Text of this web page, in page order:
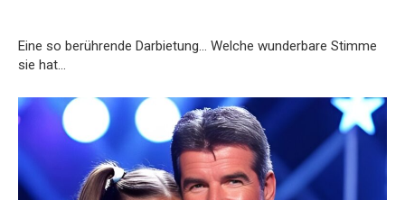
Eine so berührende Darbietung… Welche wunderbare Stimme
sie hat…